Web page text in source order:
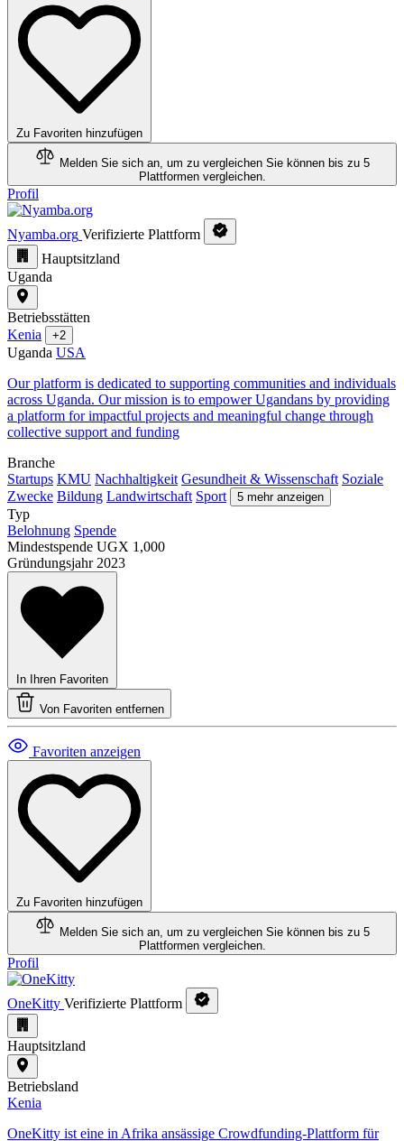
Zu Favoriten hinzufügen
Melden Sie sich an, um zu vergleichen Sie können bis zu 5
Plattformen vergleichen.
Profil
Nyamba.org Verifizierte Plattform
Hauptsitzland
Uganda
Betriebsstätten
Kenia
+2
Uganda USA
Our platform is dedicated to supporting communities and individuals
across Uganda. Our mission is to empower Ugandans by providing
a platform for impactful projects and meaningful change through
collective support and funding
Branche
Startups KMU Nachhaltigkeit Gesundheit & Wissenschaft Soziale
Zwecke Bildung Landwirtschaft Sport 5 mehr anzeigen
Typ
Belohnung Spende
Mindestspende UGX 1,000
Gründungsjahr 2023
In Ihren Favoriten
Von Favoriten entfernen
Favoriten anzeigen
Zu Favoriten hinzufügen
Melden Sie sich an, um zu vergleichen Sie können bis zu 5
Plattformen vergleichen.
Profil
OneKitty Verifizierte Plattform
Hauptsitzland
Betriebsland
Kenia
OneKitty ist eine in Afrika ansässige Crowdfunding-Plattform für